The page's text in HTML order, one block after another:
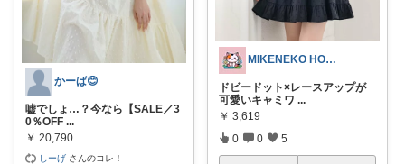
かーば😊
嘘でしょ…？今なら【SALE／3
0％OFF ...
￥ 20,790
しーげ さんのコレ！
MIKENEKO HOUSE
ドビードット×レースアップが
可愛いキャミワ ...
￥ 3,619
0 0 5